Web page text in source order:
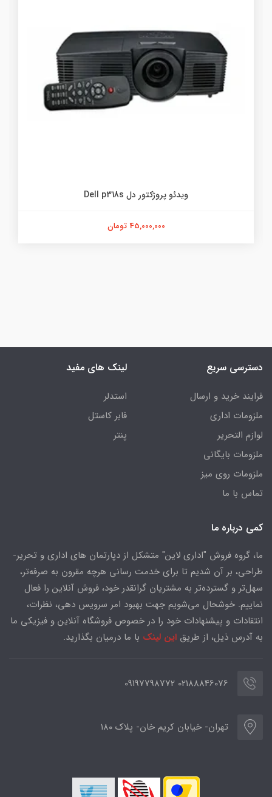
دسترسی سریع
فرایند خرید و ارسال
ملزومات اداری
لوازم التحریر
ملزومات بایگانی
ملزومات روی میز
تماس با ما
لینک های مفید
استدلر
فابر کاستل
پنتر
کمی درباره ما
ما، گروه فروش "اداری لاین" متشکل از دپارتمان های اداری و تحریر-
طراحی، بر آن شدیم تا برای خدمت رسانی هرچه مقرون به صرفه‌تر،
سهل‌تر و گسترده‌تر به مشتریان گرانقدر خود، فروش آنلاین را فعال
نماییم. خوشحال می‌شویم جهت بهبود امر سرویس دهی، نظرات،
انتقادات و پیشنهادات خود را در خصوص فروشگاه آنلاین و فیزیکی ما
به آدرس ذیل، از طریق این لینک با ما درمیان بگذارید.
02188846076 09197798772
تهران- خیابان کریم خان- پلاک ۱۸۰